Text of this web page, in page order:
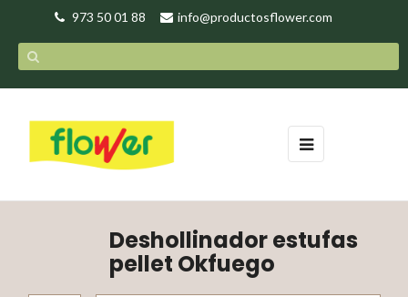
973 50 01 88 info@productosflower.com
Navegación
de
☰
Deshollinador estufas
pellet Okfuego